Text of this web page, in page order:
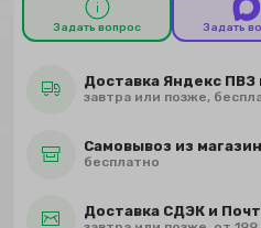
Задать вопрос Задать
Доставка Яндекс ПВЗ
завтра или позже,
Самовывоз из
бесплатно
Доставка СДЭК и